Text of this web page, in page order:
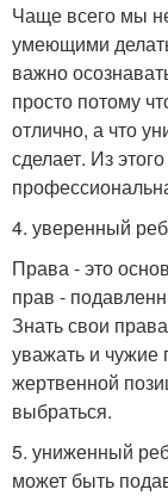
Чаще всего мы
умеющими
важно
просто потому
отлично, а что
сделает. Из
4. уверенный
Права - это
прав -
Знать свои
уважать и
жертвенной
выбраться.
5. униженный
может быть